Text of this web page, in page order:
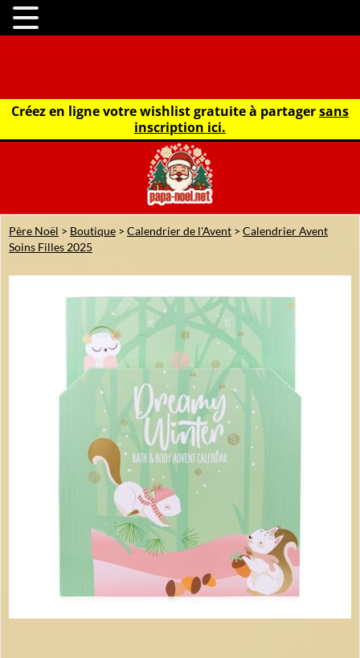
Créez en ligne votre wishlist gratuite à partagersans
inscription ici.
Père Noël > Boutique > Calendrier de l'Avent > Calendrier Avent
Soins Filles 2025